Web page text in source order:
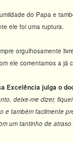
do Papa e
ele foi
orgulhosamente
ele comentamos a
Excelência julga o
deixe-me dizer,
e também facilmente
um tantinho de